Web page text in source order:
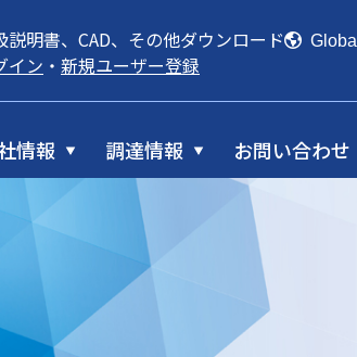
説明書、CAD、その他ダウンロード
イン ・ 新規ユーザー登録
Global
情報 調達情報 お問い合わせ